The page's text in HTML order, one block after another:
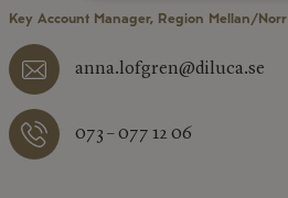
Key Account Manager, Region Mellan/Norr
anna.lofgren@diluca.se
073 – 077 12 06